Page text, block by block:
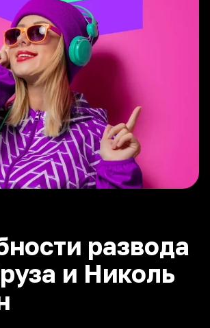
развода
и Николь